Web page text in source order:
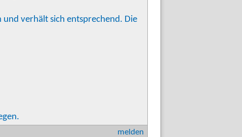
und verhält sich entsprechend. Die
melden